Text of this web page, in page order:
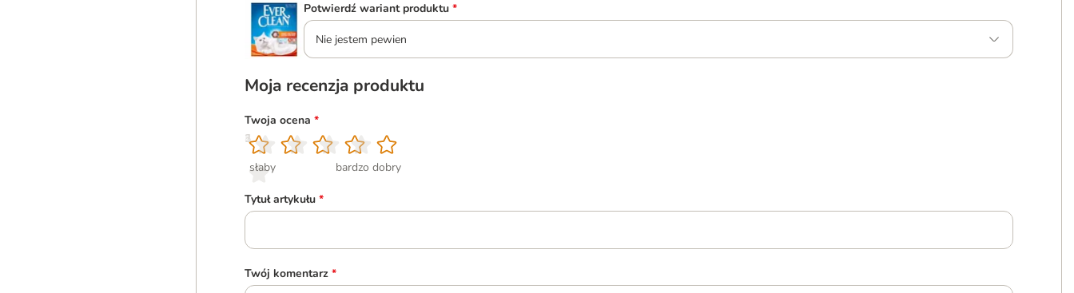
Potwierdź wariant produktu *
Nie jestem pewien
Moja recenzja produktu
Twoja ocena *
1
słaby
2
3
4
5
bardzo dobry
Tytuł artykułu *
Twój komentarz *